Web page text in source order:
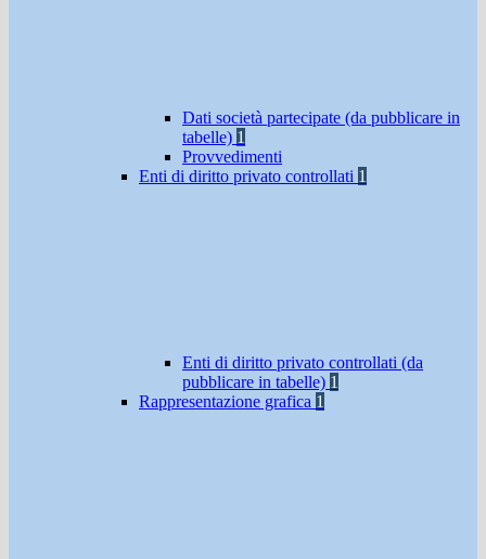
Dati società partecipate (da pubblicare in
tabelle) 1
Provvedimenti
Enti di diritto privato controllati 1
Enti di diritto privato controllati (da
pubblicare in tabelle) 1
Rappresentazione grafica 1